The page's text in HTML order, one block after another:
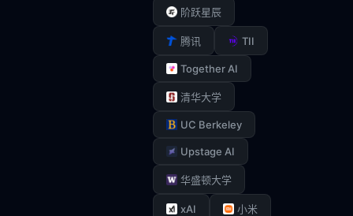
阶跃星辰
腾讯 TII
Together AI
清华大学
UC Berkeley
Upstage AI
华盛顿大学
xAI 小米